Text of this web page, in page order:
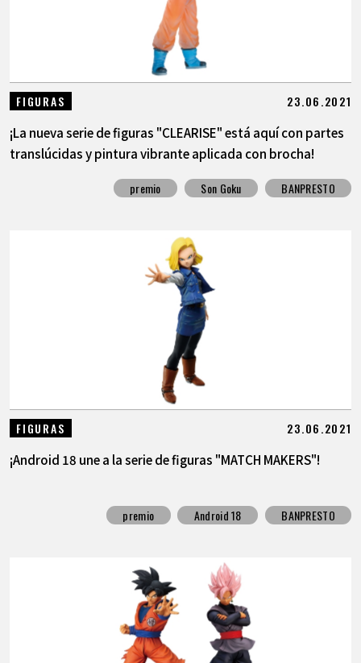
FIGURAS 23.06.2021
¡La nueva serie de figuras "CLEARISE" está aquí con partes
translúcidas y pintura vibrante aplicada con brocha!
premio Son Goku BANPRESTO
FIGURAS 23.06.2021
¡Android 18 une a la serie de figuras "MATCH MAKERS"!
premio Android 18 BANPRESTO